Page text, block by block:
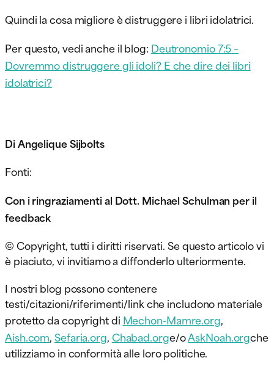
Quindi la cosa migliore è distruggere i libri idolatrici.
Per questo, vedi anche il blog: Deutronomio 7:5 –
Dovremmo distruggere gli idoli? E che dire dei libri
idolatrici?
Di Angelique Sijbolts
Fonti:
Con i ringraziamenti al Dott. Michael Schulman per il
feedback
© Copyright, tutti i diritti riservati. Se questo articolo vi
è piaciuto, vi invitiamo a diffonderlo ulteriormente.
I nostri blog possono contenere
testi/citazioni/riferimenti/link che includono materiale
protetto da copyright di Mechon-Mamre.org,
Aish.com,Sefaria.org,Chabad.orge/oAskNoah.orgche
utilizziamo in conformità alle loro politiche.